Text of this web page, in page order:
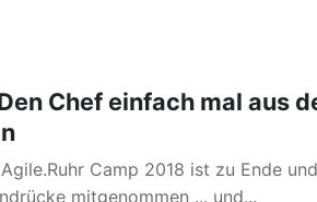
Chef einfach mal aus
Camp 2018 ist zu Ende
mitgenommen ... und...